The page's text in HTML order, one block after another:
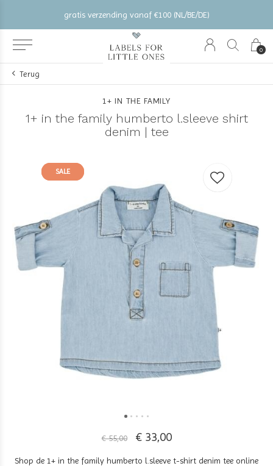
0
gratis verzending vanaf €100 (NL/BE/DE)
Terug
1+ IN THE FAMILY
1+ in the family humberto l.sleeve shirt
denim | tee
SALE
SALE
€ 55,00 € 33,00
Shop de 1+ in the family humberto l.sleeve t-shirt denim tee online